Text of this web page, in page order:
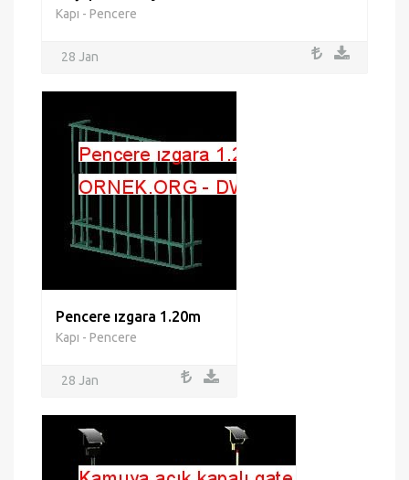
Kapı - Pencere
28 Jan
Pencere ızgara 1.20m
Kapı - Pencere
28 Jan